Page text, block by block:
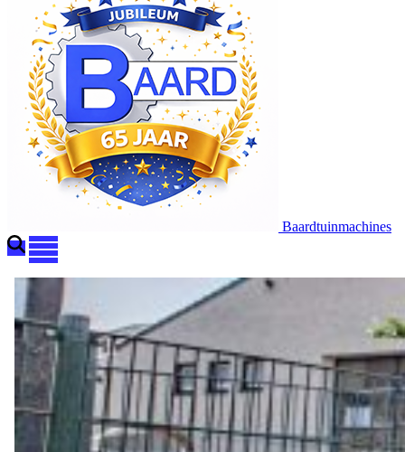
Baardtuinmachines